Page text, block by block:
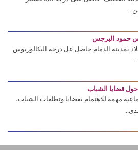
حمود البرجس
بمدينة الدمام حاصل عل درجة البكالوريوس
قضايا الشباب
مهمة للاهتمام بقضايا وتطلعات الشباب،